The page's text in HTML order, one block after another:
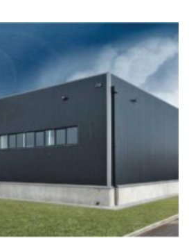
panel
/ Sendvič paneli